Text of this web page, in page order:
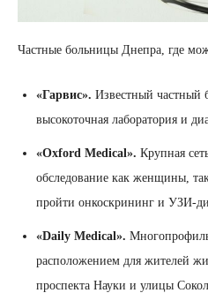
Частные больницы Днепра, где
«Гарвис». Известный частный
высокоточная лаборатория и
«Oxford Medical». Крупная
обследование как женщины,
пройти онкоскрининг и УЗИ-
«Daily Medical».
расположением для жителей
проспекта Науки и улицы